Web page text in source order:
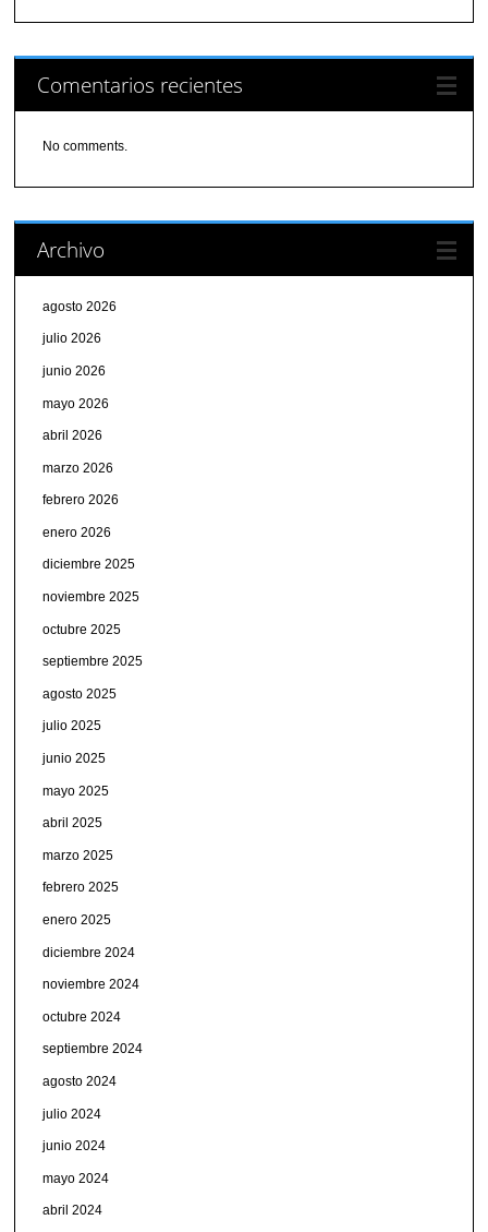
Comentarios recientes
No comments.
Archivo
agosto 2026
julio 2026
junio 2026
mayo 2026
abril 2026
marzo 2026
febrero 2026
enero 2026
diciembre 2025
noviembre 2025
octubre 2025
septiembre 2025
agosto 2025
julio 2025
junio 2025
mayo 2025
abril 2025
marzo 2025
febrero 2025
enero 2025
diciembre 2024
noviembre 2024
octubre 2024
septiembre 2024
agosto 2024
julio 2024
junio 2024
mayo 2024
abril 2024